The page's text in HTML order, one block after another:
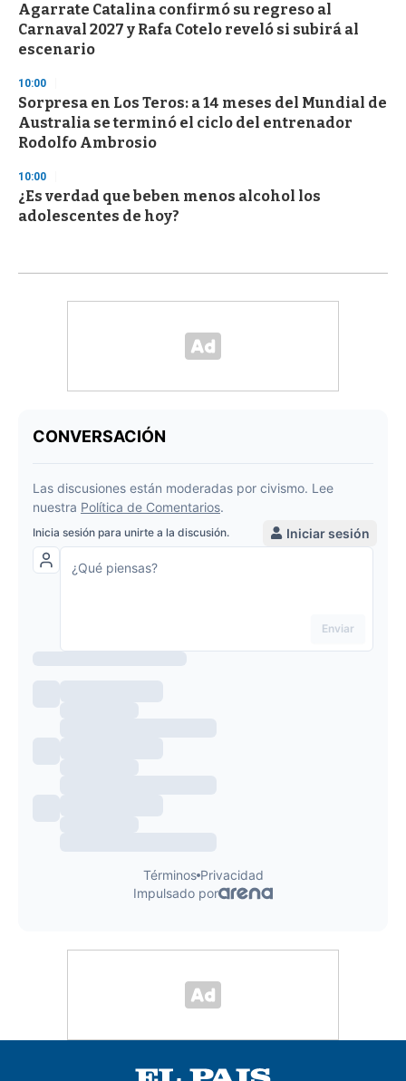
Agarrate Catalina confirmó su regreso al
Carnaval 2027 y Rafa Cotelo reveló si subirá al
escenario
10:00
Sorpresa en Los Teros: a 14 meses del Mundial de
Australia se terminó el ciclo del entrenador
Rodolfo Ambrosio
10:00
¿Es verdad que beben menos alcohol los
adolescentes de hoy?